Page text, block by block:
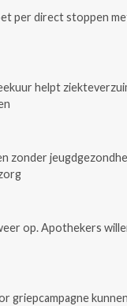
per direct stoppen
helpt
zonder
op. Apothekers
griepcampagne